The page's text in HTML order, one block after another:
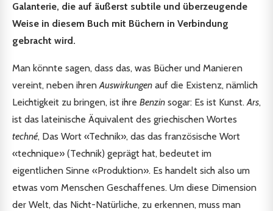
Galanterie, die auf äußerst subtile und überzeugende
Weise in diesem Buch mit Büchern in Verbindung
gebracht wird.
Man könnte sagen, dass das, was Bücher und Manieren
vereint, neben ihrenAuswirkungen auf die Existenz, nämlich
Leichtigkeit zu bringen, ist ihre Benzin sogar: Es ist Kunst.Ars,
ist das lateinische Äquivalent des griechischen Wortes
techné, Das Wort «Technik», das das französische Wort
«technique» (Technik) geprägt hat, bedeutet im
eigentlichen Sinne «Produktion». Es handelt sich also um
etwas vom Menschen Geschaffenes. Um diese Dimension
der Welt, das Nicht-Natürliche, zu erkennen, muss man